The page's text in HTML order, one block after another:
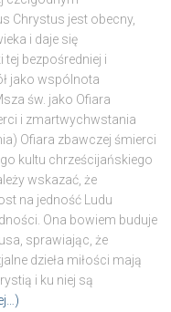
Chrystus jest obecny,
i daje się
bezpośredniej i
jako wspólnota
św. jako Ofiara
i zmartwychwstania
Ofiara zbawczej śmierci
kultu chrześcijańskiego
wskazać, że
na jedność Ludu
Ona bowiem buduje
sprawiając, że
dzieła miłości mają
i ku niej są